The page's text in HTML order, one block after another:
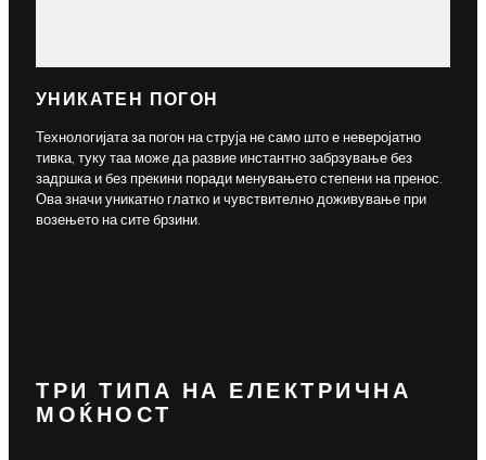
УНИКАТЕН ПОГОН
Технологијата за погон на струја не само што е неверојатно
тивка, туку таа може да развие инстантно забрзување без
задршка и без прекини поради менувањето степени на пренос.
Ова значи уникатно глатко и чувствително доживување при
возењето на сите брзини.
ТРИ ТИПА НА ЕЛЕКТРИЧНА
МОЌНОСТ